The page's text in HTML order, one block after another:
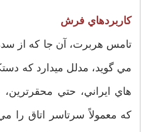
كاربردهاي فرش
تامس هربرت، آن جا كه از
مي گويد، مدلل ميدارد كه
هاي ايراني، حتي
كه معمولاً سرتاسر اتاق را